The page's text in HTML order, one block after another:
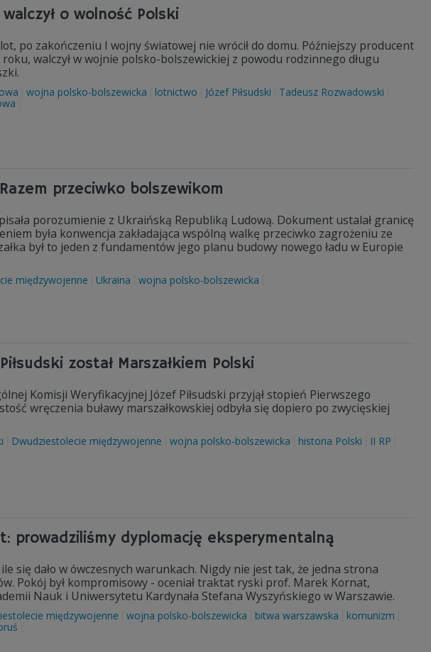
o wolność Polski
po zakończeniu I wojny światowej nie wrócił do domu. Późniejszy producent
walczył w wojnie polsko-bolszewickiej z powodu rodzinnego długu
wojna polsko-bolszewicka lotnictwo Józef Piłsudski
Tadeusz Rozwadowski
przeciwko bolszewikom
porozumienie z Ukraińską Republiką Ludową. Dokument ustalał granicę
była konwencja zakładająca wspólną walkę przeciwko zagrożeniu ze
był to jeden z fundamentów jego planu budowy nowego ładu w Europie
międzywojenne Ukraina wojna polsko-bolszewicka
został Marszałkiem Polski
Komisji Weryfikacyjnej Józef Piłsudski przyjął stopień Pierwszego
wręczenia buławy marszałkowskiej odbyła się dopiero po zwycięskiej
Dwudziestolecie międzywojenne wojna polsko-bolszewicka historia Polski II RP
prowadziliśmy dyplomację eksperymentalną
się dało w ówczesnych warunkach. Nigdy nie jest tak, że jedna strona
Pokój był kompromisowy - oceniał traktat ryski prof. Marek Kornat,
Nauk i Uniwersytetu Kardynała Stefana Wyszyńskiego w Warszawie.
międzywojenne wojna polsko-bolszewicka bitwa warszawska
komunizm